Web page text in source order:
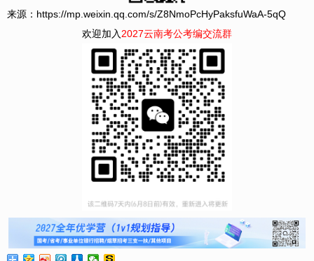
来源：https://mp.weixin.qq.com/s/Z8NmoPcHyPaksfuWaA-5qQ
欢迎加入 2027云南考公考编交流群